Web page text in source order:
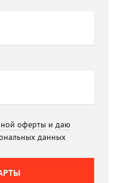
оферты и даю
данных